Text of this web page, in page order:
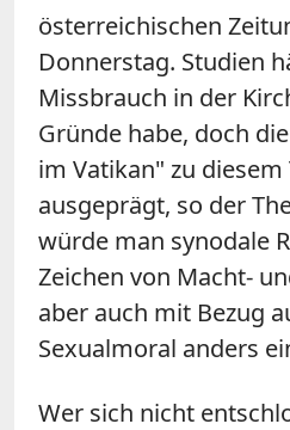
österreichischen
Donnerstag. Studien
Missbrauch in der
Gründe habe, doch
im Vatikan" zu
ausgeprägt, so der
würde man synodale
Zeichen von Macht-
aber auch mit Bezug
Sexualmoral anders
Wer sich nicht